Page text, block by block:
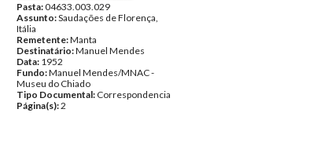
Pasta:04633.003.029
Assunto:Saudações de Florença,
Itália
Remetente:Manta
Destinatário:Manuel Mendes
Data: 1952
Fundo:Manuel Mendes/MNAC -
Museu do Chiado
Tipo Documental: Correspondencia
Página(s):2